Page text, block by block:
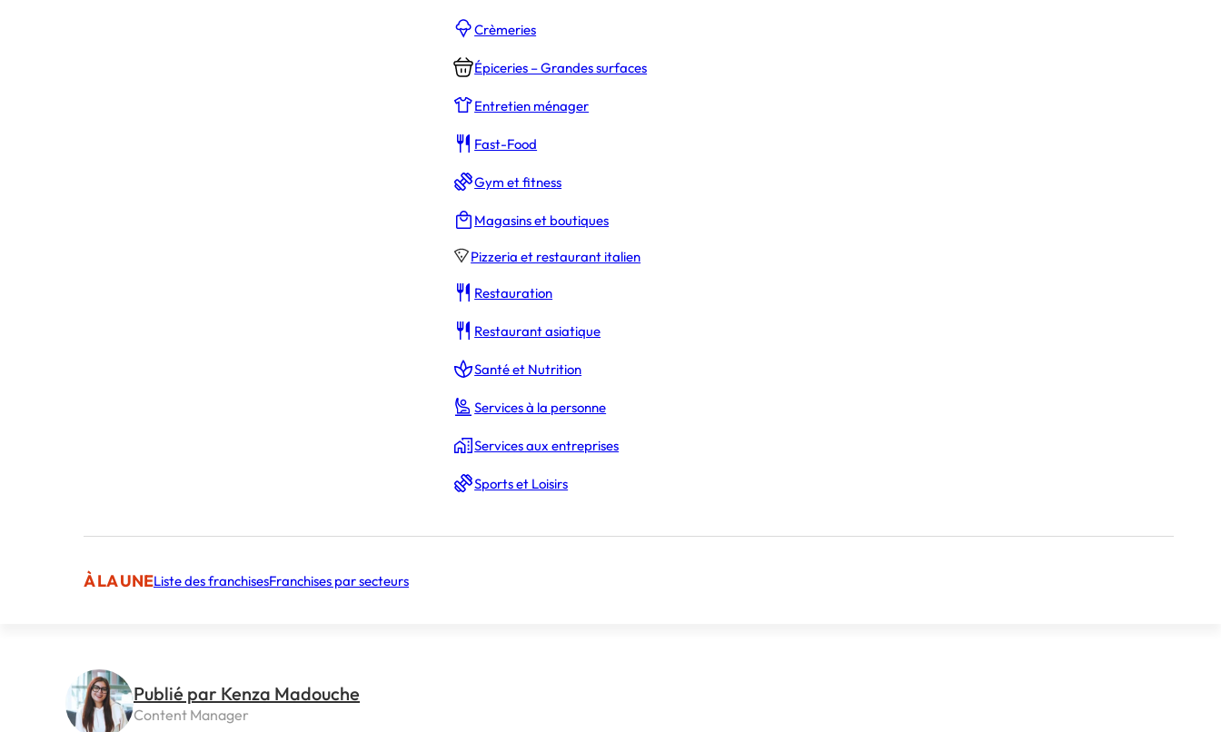
Crèmeries
Épiceries – Grandes surfaces
Entretien ménager
Fast-Food
Gym et fitness
Magasins et boutiques
Pizzeria et restaurant italien
Restauration
Restaurant asiatique
Santé et Nutrition
Services à la personne
Services aux entreprises
Sports et Loisirs
À LA UNEListe des franchisesFranchises par secteurs
Publié par Kenza Madouche
Content Manager